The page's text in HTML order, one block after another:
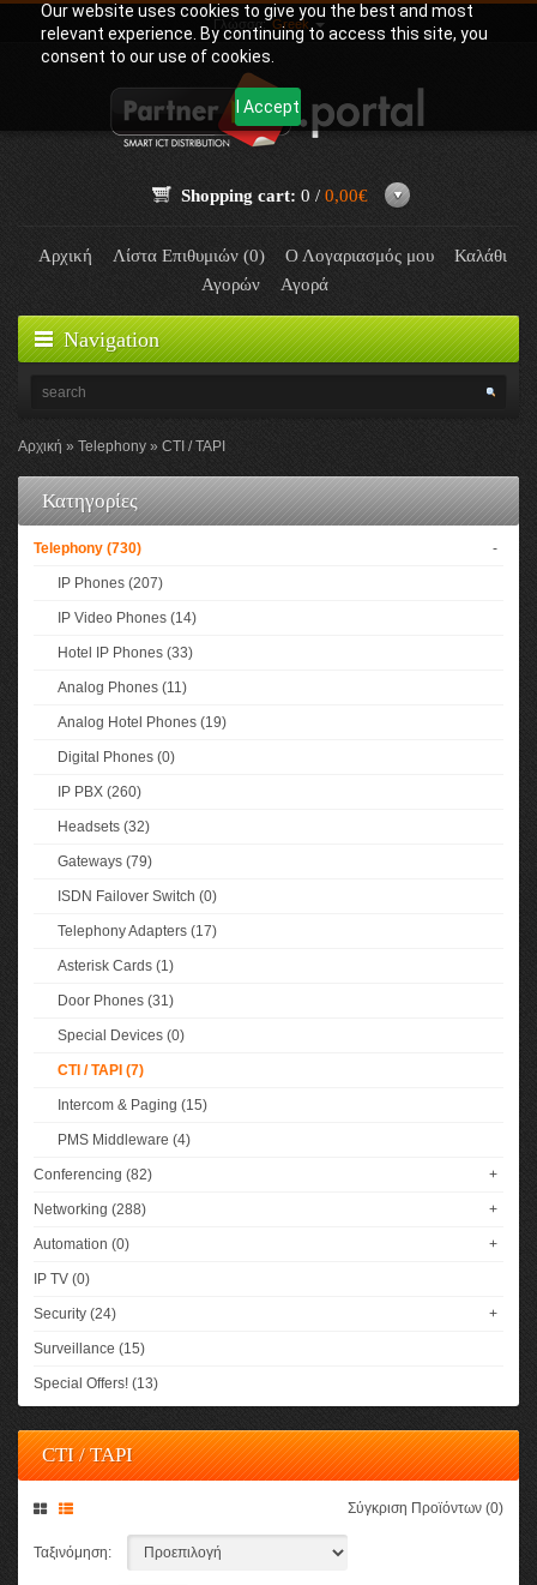
Our website uses cookies to give you the best and most
relevant experience. By continuing to access this site, you
consent to our use of cookies.
I Accept
Γλώσσα:Greek
Shopping cart: 0 / 0,00€
Αρχική Λίστα Επιθυμιών (0) Ο Λογαριασμός μου
Καλάθι
Αγορών
Αγορά
Navigation
Αρχική Telephony CTI / TAPI
Κατηγορίες
Telephony (730) -
IP Phones (207)
IP Video Phones (14)
Hotel IP Phones (33)
Analog Phones (11)
Analog Hotel Phones (19)
Digital Phones (0)
IP PBX (260)
Headsets (32)
Gateways (79)
ISDN Failover Switch (0)
Telephony Adapters (17)
Asterisk Cards (1)
Door Phones (31)
Special Devices (0)
CTI / TAPI (7)
Intercom & Paging (15)
PMS Middleware (4)
Conferencing (82) +
Networking (288) +
Automation (0) +
IP TV (0)
Security (24) +
Surveillance (15)
Special Offers! (13)
CTI / TAPI
Σύγκριση Προϊόντων (0)
Ταξινόμηση: